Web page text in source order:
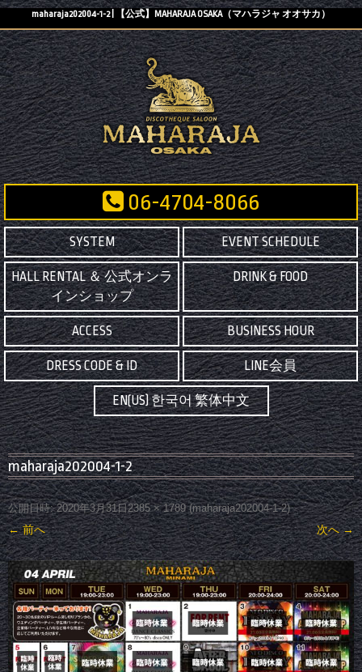
maharaja202004-1-2 | 【公式】MAHARAJA OSAKA（マハラジャ オオサカ）
06-4704-8066
SYSTEM EVENT SCHEDULE
HALL RENTAL ＆ 公式オンラ
インショップ
DRINK & FOOD
ACCESS BUSINESS HOUR
DRESS CODE & ID LINE会員
EN(US) 한국어 繁体中文
maharaja202004-1-2
公開日時: 2020年3月31日2385 × 1789(maharaja202004-1-2)
← 前へ 次へ →